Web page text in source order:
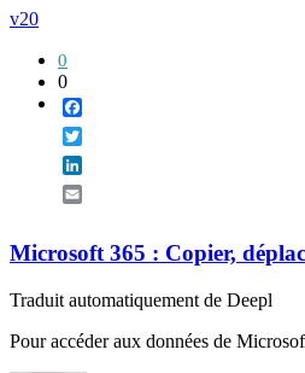
v20
0
0
Microsoft 365 : Copier,
Traduit automatiquement de Deepl
Pour accéder aux données de